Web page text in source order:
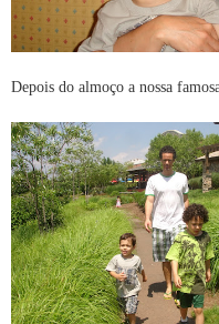
Depois do almoço a nossa